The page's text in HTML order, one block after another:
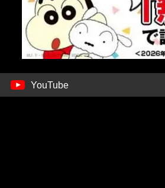
YouTube